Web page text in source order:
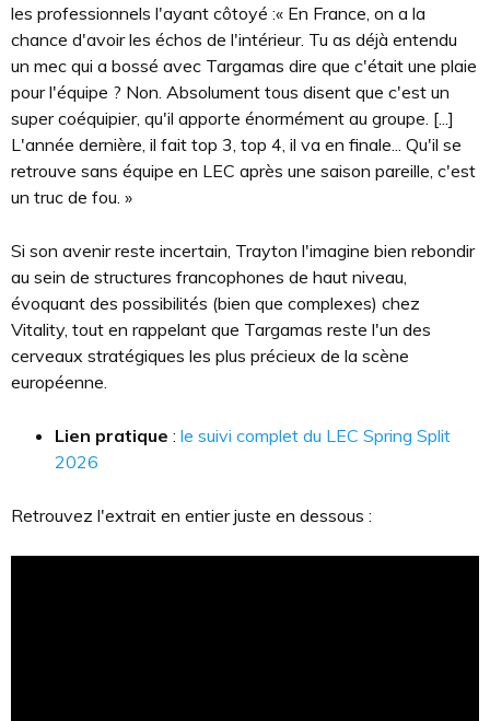
les professionnels l'ayant côtoyé :« En France, on a la
chance d'avoir les échos de l'intérieur. Tu as déjà entendu
un mec qui a bossé avec Targamas dire que c'était une plaie
pour l'équipe ? Non. Absolument tous disent que c'est un
super coéquipier, qu'il apporte énormément au groupe. [...]
L'année dernière, il fait top 3, top 4, il va en finale... Qu'il se
retrouve sans équipe en LEC après une saison pareille, c'est
un truc de fou. »
Si son avenir reste incertain, Trayton l'imagine bien rebondir
au sein de structures francophones de haut niveau,
évoquant des possibilités (bien que complexes) chez
Vitality, tout en rappelant que Targamas reste l'un des
cerveaux stratégiques les plus précieux de la scène
européenne.
Lien pratique : le suivi complet du LEC Spring Split
2026
Retrouvez l'extrait en entier juste en dessous :